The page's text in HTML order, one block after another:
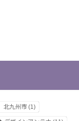
北九州市(1)